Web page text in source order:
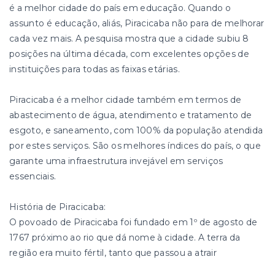
é a melhor cidade do país em educação. Quando o
assunto é educação, aliás, Piracicaba não para de melhorar
cada vez mais. A pesquisa mostra que a cidade subiu 8
posições na última década, com excelentes opções de
instituições para todas as faixas etárias.
Piracicaba é a melhor cidade também em termos de
abastecimento de água, atendimento e tratamento de
esgoto, e saneamento, com 100% da população atendida
por estes serviços. São os melhores índices do país, o que
garante uma infraestrutura invejável em serviços
essenciais.
História de Piracicaba:
O povoado de Piracicaba foi fundado em 1º de agosto de
1767 próximo ao rio que dá nome à cidade. A terra da
região era muito fértil, tanto que passou a atrair